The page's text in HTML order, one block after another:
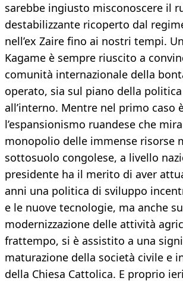
sarebbe ingiusto misconoscere il
destabilizzante ricoperto dal
nell’ex Zaire fino ai nostri tempi.
Kagame è sempre riuscito a
comunità internazionale della
operato, sia sul piano della
all’interno. Mentre nel primo caso
l’espansionismo ruandese che
monopolio delle immense risorse
sottosuolo congolese, a livello
presidente ha il merito di aver
anni una politica di sviluppo
e le nuove tecnologie, ma anche
modernizzazione delle attività
frattempo, si è assistito a una
maturazione della società civile e
della Chiesa Cattolica. E proprio